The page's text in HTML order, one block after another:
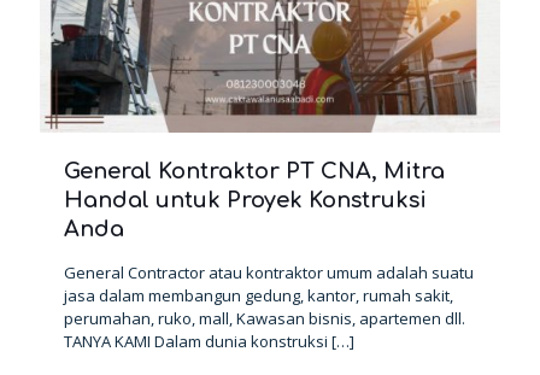
General Kontraktor PT CNA, Mitra
Handal untuk Proyek Konstruksi
Anda
General Contractor atau kontraktor umum adalah suatu
jasa dalam membangun gedung, kantor, rumah sakit,
perumahan, ruko, mall, Kawasan bisnis, apartemen dll.
TANYA KAMI Dalam dunia konstruksi […]